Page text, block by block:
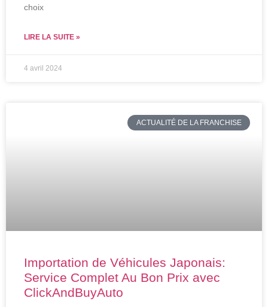
choix
LIRE LA SUITE »
4 avril 2024
ACTUALITÉ DE LA FRANCHISE
Importation de Véhicules Japonais:
Service Complet Au Bon Prix avec
ClickAndBuyAuto